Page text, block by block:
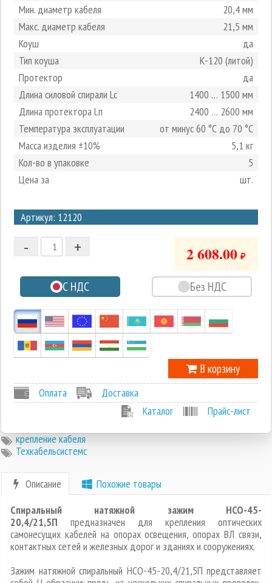
Мин. диаметр кабеля
20,4 мм
Макс. диаметр кабеля
21,5 мм
Коуш
да
Тип коуша
К-120 (литой)
Протектор
да
Длина силовой спирали Lc
1400 … 1500 мм
Длина протектора Lп
2400 … 2600 мм
Температура эксплуатации
от минус 60 °С до 70 °С
Масса изделия ±10%
5,1 кг
Кол-во в упаковке
5
Цена за
шт.
Артикул: 12120
2
1
-1
+
- 2 608.00 ₽
С НДС Без НДС
В корзину
Оплата
Доставка
Каталог
Прайс-лист
крепление кабеля
Техкабельсистемс
Описание
Похожие товары
Спиральный натяжной зажим НСО-45-
20,4/21,5П предназначен для крепления оптических
самонесущих кабелей на опорах освещения, опорах ВЛ связи,
контактных сетей и железных дорог и зданиях и сооружениях.
Зажим натяжной спиральный НСО-45-20,4/21,5П представляет